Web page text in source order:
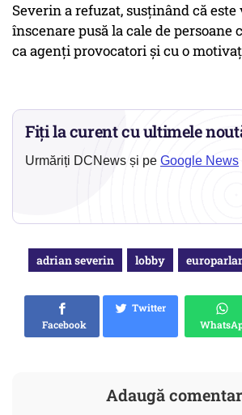
Severin a refuzat, susţinând că este
înscenare pusă la cale de persoane
ca agenţi provocatori şi cu o
Fiți la curent cu ultimele
Urmăriți DCNews și pe Google News
adrian severin lobby
Facebook
Twitter
Adaugă